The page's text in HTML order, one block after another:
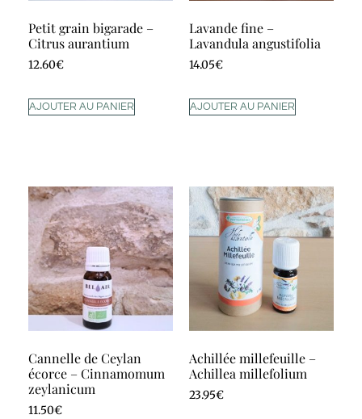
Petit grain bigarade –
Citrus aurantium
12.60€
AJOUTER AU PANIER
Lavande fine –
Lavandula angustifolia
14.05€
AJOUTER AU PANIER
Cannelle de Ceylan
écorce – Cinnamomum
zeylanicum
11.50€
Achillée millefeuille –
Achillea millefolium
23.95€